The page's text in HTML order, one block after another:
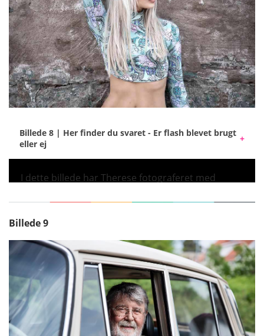
Billede 8 | Her finder du svaret - Er flash blevet brugt
eller ej
I dette billede har Therese fotograferet med
skygger fra pandehåret og lysne detaljerne har
Billede 9